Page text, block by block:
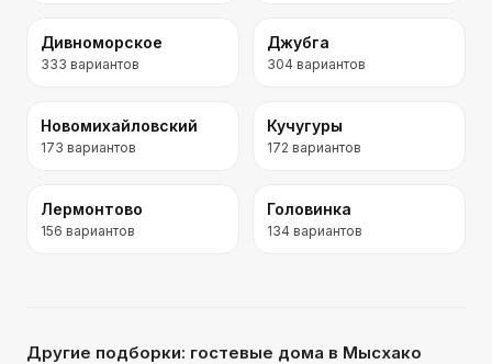
Дивноморское
333 вариантов
Джубга
304 вариантов
Новомихайловский
173 вариантов
Кучугуры
172 вариантов
Лермонтово
156 вариантов
Головинка
134 вариантов
Другие подборки: гостевые дома в Мысхако